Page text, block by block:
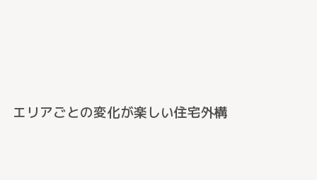
エリアごとの変化が楽しい住宅外構